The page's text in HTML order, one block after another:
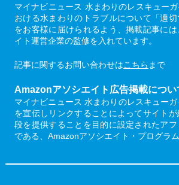
マイナビニュース 水まわりのレスキュー
おける水まわりのトラブルについて「適切
をお客様に届けられるよう、掲載記事に
イト運営企業の監修を入れています。
記事に関するお問い合わせはこちら まで
Amazonアソシエイト広告掲載につい
マイナビニュース 水まわりのレスキュー
を宣伝しリンクすることによってサイト
段を提供することを目的に設定されたア
である、Amazonアソシエイト・プログラム